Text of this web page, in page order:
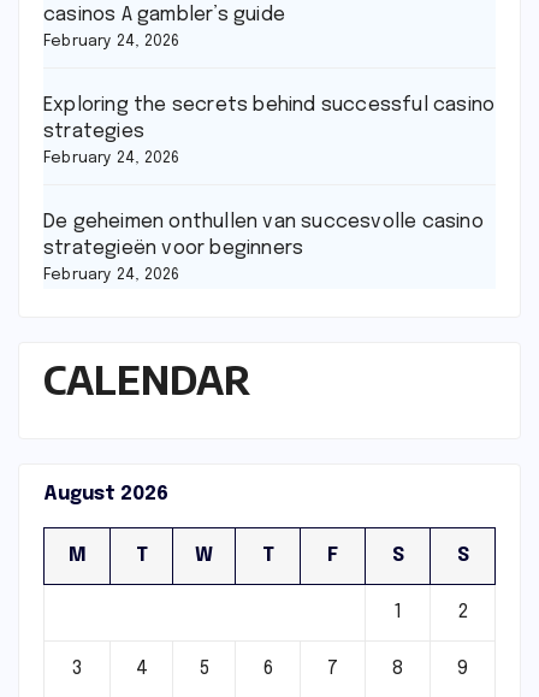
casinos A gambler’s guide
February 24, 2026
Exploring the secrets behind successful casino
strategies
February 24, 2026
De geheimen onthullen van succesvolle casino
strategieën voor beginners
February 24, 2026
CALENDAR
August 2026
M T W T F S S
1 2
3 4 5 6 7 8 9